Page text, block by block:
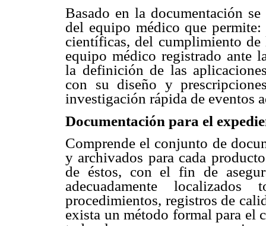
Basado en la documentación
del equipo médico que
científicas, del cumplimiento
equipo médico registrado ante
la definición de las
con su diseño y
investigación rápida de eventos
Documentación para el
Comprende el conjunto de
y archivados para cada
de éstos, con el fin de
adecuadamente
procedimientos, registros de
exista un método formal para el